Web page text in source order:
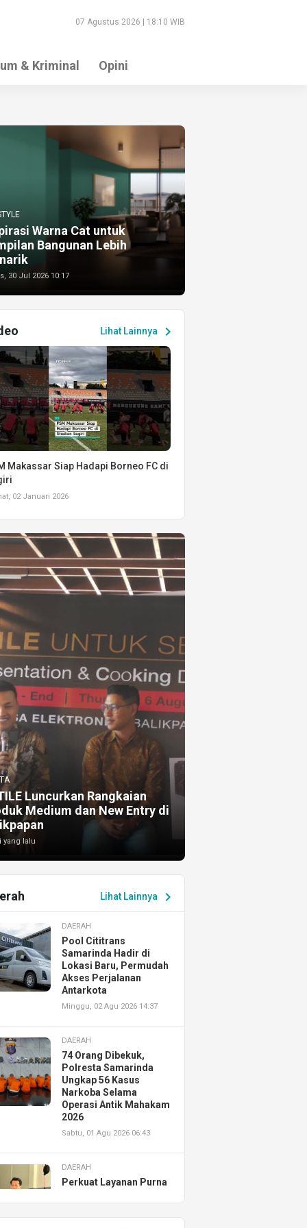
07 Agustus 2026 | 18:10 WIB
& Kriminal Opini
Warna Cat untuk
Bangunan Lebih
30 Jul 2026 10:17
Lihat Lainnya chevron_right
Makassar Siap Hadapi Borneo FC di
02 Januari 2026
Luncurkan Rangkaian
Medium dan New Entry di
yang lalu
Lihat Lainnya chevron_right
DAERAH
Pool Cititrans
Samarinda Hadir di
Lokasi Baru, Permudah
Akses Perjalanan
Antarkota
Minggu, 02 Agu 2026 14:37
DAERAH
74 Orang Dibekuk,
Polresta Samarinda
Ungkap 56 Kasus
Narkoba Selama
Operasi Antik Mahakam
2026
Sabtu, 01 Agu 2026 06:43
DAERAH
Perkuat Layanan Purna
Resmikan AHASS